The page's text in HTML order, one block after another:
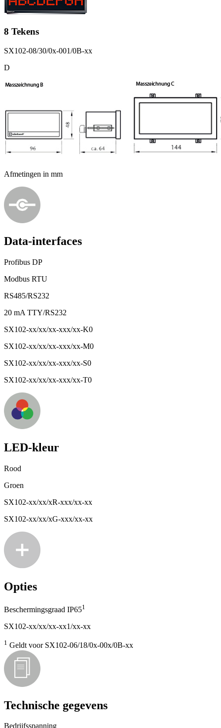
8 Tekens
SX102-08/30/0x-001/0B-xx
D
Afmetingen in mm
Data-interfaces
Profibus DP
Modbus RTU
RS485/RS232
20 mA TTY/RS232
SX102-xx/xx/xx-xxx/xx-K0
SX102-xx/xx/xx-xxx/xx-M0
SX102-xx/xx/xx-xxx/xx-S0
SX102-xx/xx/xx-xxx/xx-T0
LED-kleur
Rood
Groen
SX102-xx/xx/xR-xxx/xx-xx
SX102-xx/xx/xG-xxx/xx-xx
Opties
Beschermingsgraad IP651
SX102-xx/xx/xx-xx1/xx-xx
1 Geldt voor SX102-06/18/0x-00x/0B-xx
Technische gegevens
Bedrijfsspanning